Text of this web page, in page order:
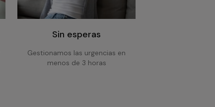
Sin esperas
Gestionamos las urgencias en
menos de 3 horas